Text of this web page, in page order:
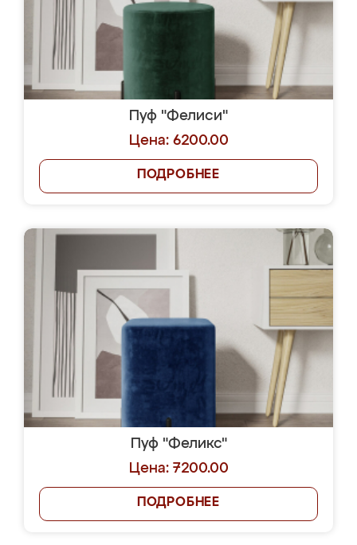
Пуф "Фелиси"
Цена: 6200.00
ПОДРОБНЕЕ
Пуф "Феликс"
Цена: 7200.00
ПОДРОБНЕЕ